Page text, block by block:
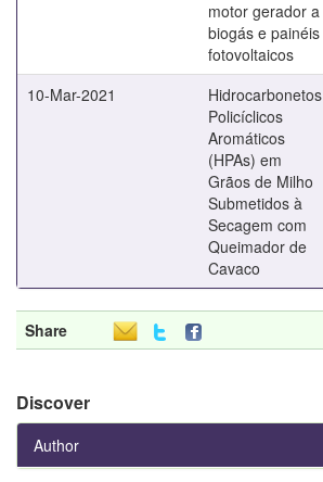
motor gerador a
biogás e painéis
fotovoltaicos
10-Mar-2021
Hidrocarbonetos
Policíclicos
Aromáticos
(HPAs) em
Grãos de Milho
Submetidos à
Secagem com
Queimador de
Cavaco
Share
Discover
Author